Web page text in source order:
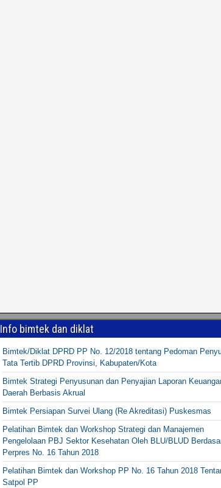
Info bimtek dan diklat
Bimtek/Diklat DPRD PP No. 12/2018 tentang Pedoman
Tata Tertib DPRD Provinsi, Kabupaten/Kota
Bimtek Strategi Penyusunan dan Penyajian Laporan
Daerah Berbasis Akrual
Bimtek Persiapan Survei Ulang (Re Akreditasi) Puskesmas
Pelatihan Bimtek dan Workshop Strategi dan Manajemen
Pengelolaan PBJ Sektor Kesehatan Oleh BLU/BLUD
Perpres No. 16 Tahun 2018
Pelatihan Bimtek dan Workshop PP No. 16 Tahun 2018
Satpol PP